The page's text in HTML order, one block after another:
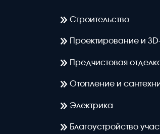
Строительство
Проектирование и
Предчистовая
Отопление и
Электрика
Благоустройство